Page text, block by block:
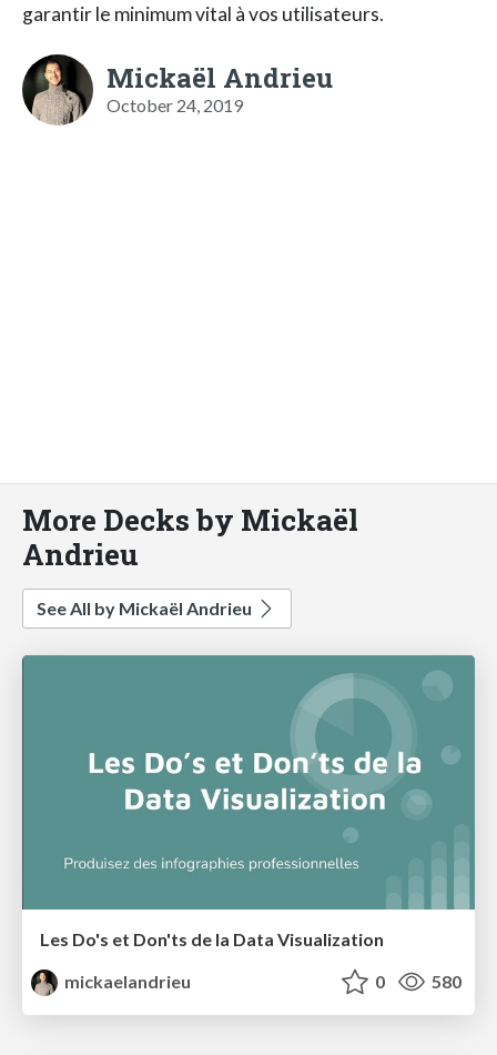
garantir le minimum vital à vos utilisateurs.
Mickaël Andrieu
October 24, 2019
More Decks by Mickaël
Andrieu
See All by Mickaël Andrieu
Les Do's et Don'ts de la Data Visualization
mickaelandrieu
0 580